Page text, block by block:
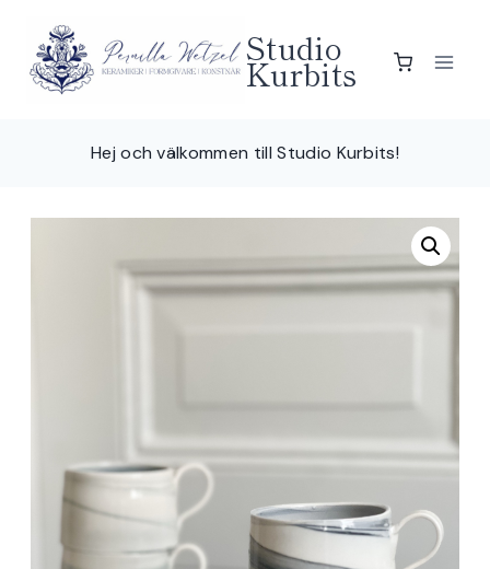
content
Studio
Kurbits
Hej och välkommen till Studio Kurbits!